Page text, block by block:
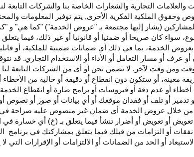
والعلامات التجارية والشعارات الخاصة بنا والشركات
وحقوق الملكية الفكرية الأخرى, يتم توفير المعلومات
المشاركين (يشار إليها مجتمعة بـ "عروض الخدمة") "كما هي" و
سواء كان صريحا أو ضمنيا أو قانونيا أو غير ذلك، فيما
الخدمة، بما في ذلك أي ضمانات ضمنية للملكية، أو
أو مسار التعامل أو الأداء أو الاستخدام التجاري. قد
ومن وقت لآخر. لا نضمن نحن أو أي من الشركات التابعة
معينة، أو ستكون دون انقطاع أو دقيقة أو خالية من
أخطاء أو عدم دقة أو فيروسات أو برامج ضارة أو انقطاع
تدمير أو تلف أو فقدان موقعك أو أي بيانات أو صور أو نصوص
خلال عروض الخدمة أي ضمان غير منصوص عليه صراحة في
أو تعويض أو أضرار تنشأ فيما يتعلق بـ (خ) أي خسارة في
أو التزامات من قبلك فيما يتعلق بمشاركتك في برنامج
لاستبعاد أو الحد من الضمانات أو الالتزامات أو الإقرارات التي